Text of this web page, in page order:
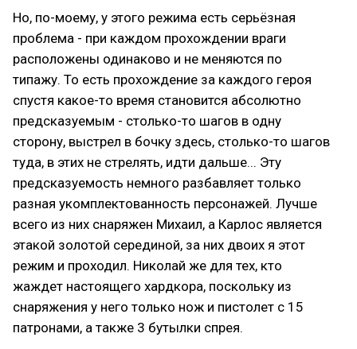
Но, по-моему, у этого режима есть серьёзная
проблема - при каждом прохождении враги
расположены одинаково и не меняются по
типажу. То есть прохождение за каждого героя
спустя какое-то время становится абсолютно
предсказуемым - столько-то шагов в одну
сторону, выстрел в бочку здесь, столько-то шагов
туда, в этих не стрелять, идти дальше... Эту
предсказуемость немного разбавляет только
разная укомплектованность персонажей. Лучше
всего из них снаряжен Михаил, а Карлос является
этакой золотой серединой, за них двоих я этот
режим и проходил. Николай же для тех, кто
жаждет настоящего хардкора, поскольку из
снаряжения у него только нож и пистолет с 15
патронами, а также 3 бутылки спрея.